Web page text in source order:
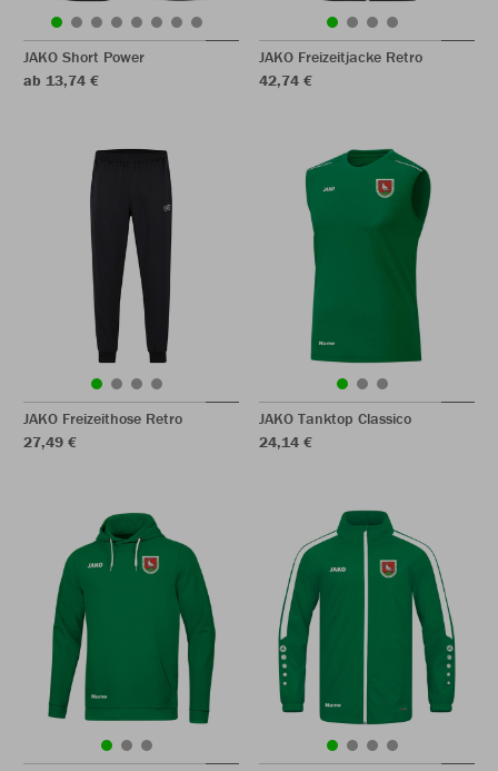
JAKO Short Power
ab 13,74 €
JAKO Freizeitjacke Retro
42,74 €
JAKO Freizeithose Retro
27,49 €
JAKO Tanktop Classico
24,14 €